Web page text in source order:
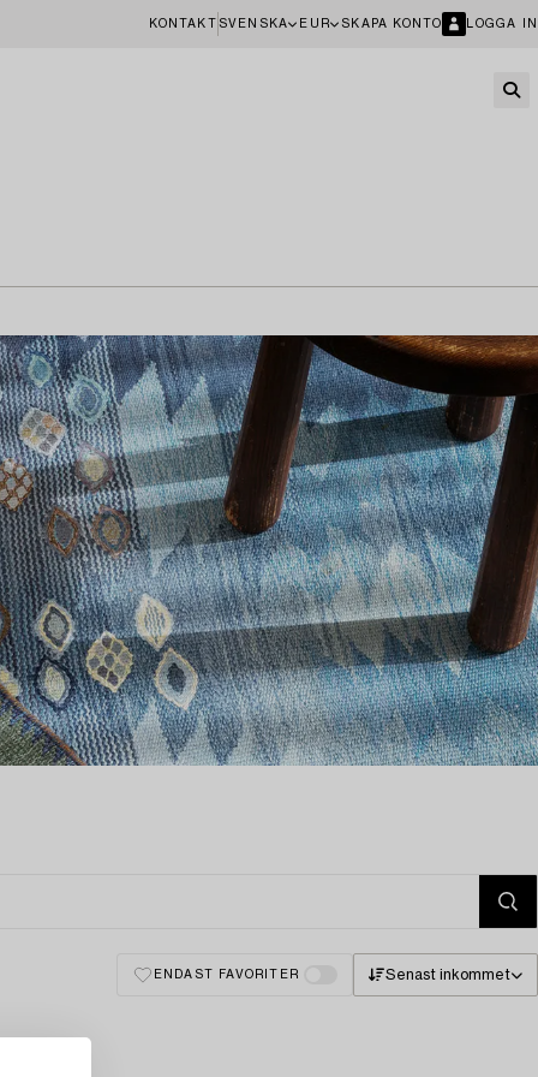
KONTAKT SVENSKA EUR SKAPA KONTO LOGGA IN
ENDAST FAVORITER Senast inkommet